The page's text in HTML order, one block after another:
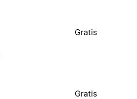
Gratis
Gratis